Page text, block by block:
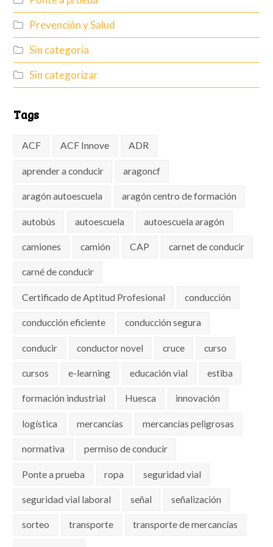
Prevención y Salud
Sin categoría
Sin categorizar
Tags
ACF ACF Innove ADR
aprender a conducir aragoncf
aragón autoescuela aragón centro de formación
autobús autoescuela autoescuela aragón
camiones camión CAP carnet de conducir
carné de conducir
Certificado de Aptitud Profesional conducción
conducción eficiente conducción segura
conducir conductor novel cruce curso
cursos e-learning educación vial estiba
formación industrial Huesca innovación
logística mercancías mercancías peligrosas
normativa permiso de conducir
Ponte a prueba ropa seguridad vial
seguridad vial laboral señal señalización
sorteo transporte transporte de mercancías